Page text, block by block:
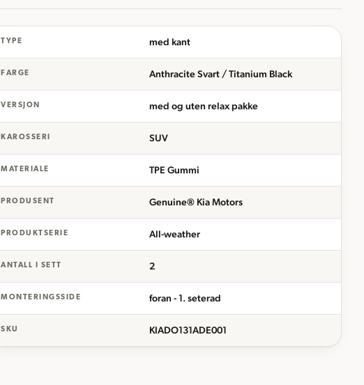
TYPE med kant
FARGE Anthracite Svart / Titanium Black
VERSJON med og uten relax pakke
KAROSSERI SUV
MATERIALE TPE Gummi
PRODUSENT Genuine® Kia Motors
PRODUKTSERIE All-weather
ANTALL I SETT 2
MONTERINGSSIDE foran - 1. seterad
SKU KIADO131ADE001